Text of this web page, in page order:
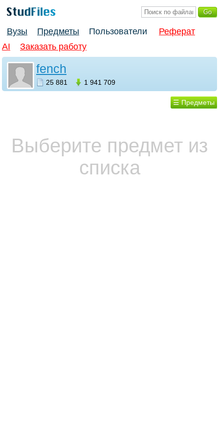
Вузы Предметы Пользователи
Реферат
AI
Заказать работу
fench
25 881 1 941 709
☰ Предметы
Выберите предмет из
списка